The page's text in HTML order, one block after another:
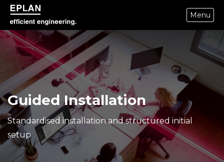
epulse.com home
Menu
Guided Installation
Standardised installation and structured initial
setup